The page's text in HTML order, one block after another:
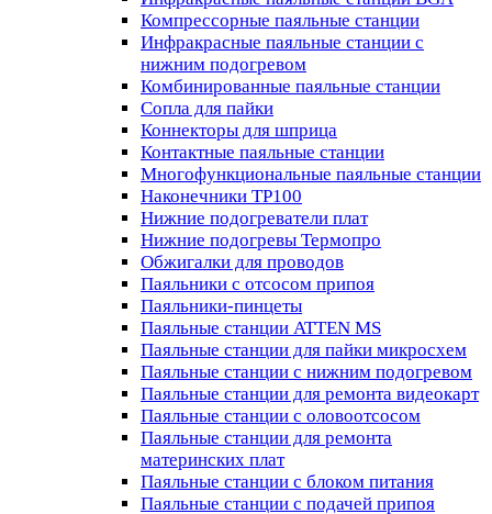
Компрессорные паяльные станции
Инфракрасные паяльные станции с
нижним подогревом
Комбинированные паяльные станции
Сопла для пайки
Коннекторы для шприца
Контактные паяльные станции
Многофункциональные паяльные станции
Наконечники TP100
Нижние подогреватели плат
Нижние подогревы Термопро
Обжигалки для проводов
Паяльники с отсосом припоя
Паяльники-пинцеты
Паяльные станции ATTEN MS
Паяльные станции для пайки микросхем
Паяльные станции с нижним подогревом
Паяльные станции для ремонта видеокарт
Паяльные станции с оловоотсосом
Паяльные станции для ремонта
материнских плат
Паяльные станции с блоком питания
Паяльные станции с подачей припоя